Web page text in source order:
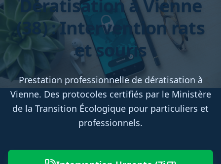
Dératisation à Vienne
(38) : Intervention rats
et souris
Prestation professionnelle de dératisation à
Vienne. Des protocoles certifiés par le Ministère
de la Transition Écologique pour particuliers et
professionnels.